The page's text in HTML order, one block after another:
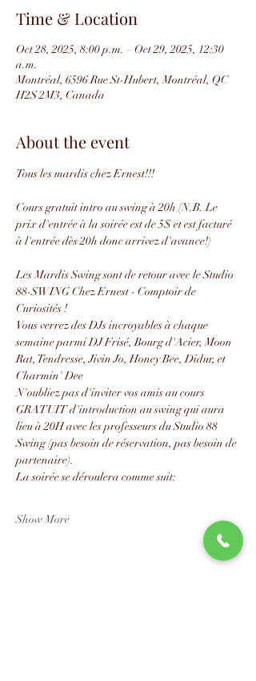
Time & Location
Oct 28, 2025, 8:00 p.m. – Oct 29, 2025, 12:30
a.m.
Montréal, 6596 Rue St-Hubert, Montréal, QC
H2S 2M3, Canada
About the event
Tous les mardis chez Ernest!!!
Cours gratuit intro au swing à 20h (N.B. Le
prix d'entrée à la soirée est de 5$ et est facturé
à l'entrée dès 20h donc arrivez d'avance!)
Les Mardis Swing sont de retour avec le Studio
88-SWING Chez Ernest - Comptoir de
Curiosités !
Vous verrez des DJs incroyables à chaque
semaine parmi DJ Frisé, Bourg d'Acier, Moon
Rat, Tendresse, Jivin Jo, Honey Bee, Didur, et
Charmin' Dee
N'oubliez pas d'inviter vos amis au cours
GRATUIT d'introduction au swing qui aura
lieu à 20H avec les professeurs du Studio 88
Swing (pas besoin de réservation, pas besoin de
partenaire).
La soirée se déroulera comme suit:
Show More